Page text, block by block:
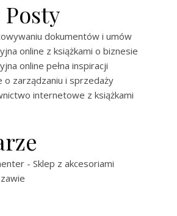
dokumentów i umów
online z książkami o biznesie
online pełna inspiracji
o zarządzaniu i sprzedaży
internetowe z książkami
- Sklep z akcesoriami